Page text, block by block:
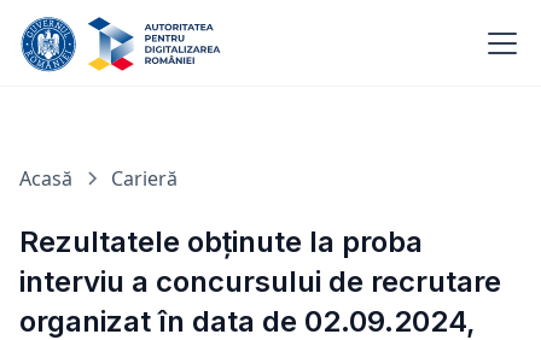
Acasă Carieră
Rezultatele obținute la proba
interviu a concursului de recrutare
organizat în data de 02.09.2024,